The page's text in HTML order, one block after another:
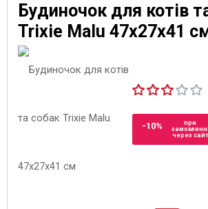
Будиночок для котів
Trixie Malu 47х27х41
-10%
при
замовленні
через сайт